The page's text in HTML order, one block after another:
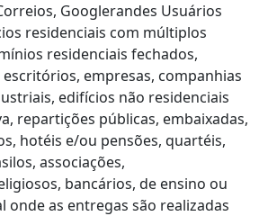
Googlerandes Usuários
residenciais com múltiplos
residenciais fechados,
empresas, companhias
edifícios não residenciais
repartições públicas, embaixadas,
hotéis e/ou pensões, quartéis,
associações,
bancários, de ensino ou
as entregas são realizadas